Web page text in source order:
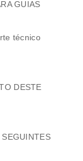
GUIAS
técnico
DESTE